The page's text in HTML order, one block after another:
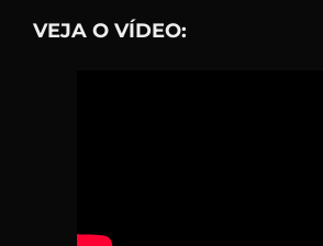
VEJA O VÍDEO: